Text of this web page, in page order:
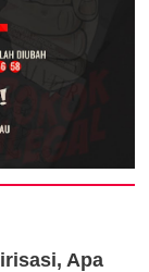
Apa